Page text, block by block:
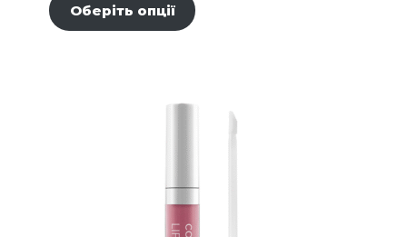
Оберіть опції
вибрати